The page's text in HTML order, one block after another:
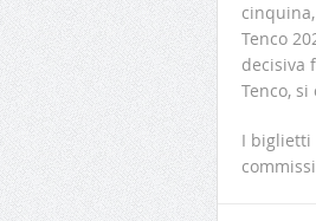
Tenco
decisiva
Tenco,
I biglietti